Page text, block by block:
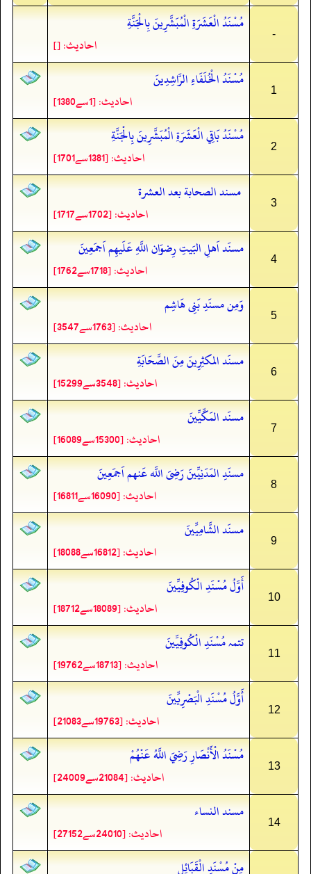
-
مُسْنَدُ الْعَشَرَةِ الْمُبَشَّرِينَ بِالْجَنَّةِ
احادیث: []
1
مُسْنَدُ الْخُلَفَاءِ الرَّاشِدِينَ
احادیث: [1سے1380]
2
مُسْنَدُ بَاقِي الْعَشَرَةِ الْمُبَشَّرِينَ بِالْجَنَّةِ
احادیث: [1381سے1701]
3
مسند الصحابة بعد العشرة
احادیث: [1702سے1717]
4
مسنَد اَهلِ البَیتِ رِضوَان اللَّهِ عَلَیهِم اَجمَعِینَ
احادیث: [1718سے1762]
5
وَمِن مسنَدِ بَنِی هَاشِم
احادیث: [1763سے3547]
6
مسنَد المكثِرِینَ مِنَ الصَّحَابَةِ
احادیث: [3548سے15299]
7
مسنَد المَكِّیِّینَ
احادیث: [15300سے16089]
8
مسنَدِ المَدَنِیِّینَ رَضِیَ اللَّه عَنهم اَجمَعِینَ
احادیث: [16090سے16811]
9
مسنَد الشَّامِیِّینَ
احادیث: [16812سے18088]
10
أَوَّلُ مُسْنَدِ الْكُوفِيِّينَ
احادیث: [18089سے18712]
11
تتمہ مُسْنَدِ الْكُوفِيِّينَ
احادیث: [18713سے19762]
12
أَوَّلُ مُسْنَدِ الْبَصْرِيِّينَ
احادیث: [19763سے21083]
13
مُسْنَدُ الْأَنْصَارِ رَضِيَ اللَّهُ عَنْهُمْ
احادیث: [21084سے24009]
14
مسند النساء
احادیث: [24010سے27152]
مِنْ مُسْنَدِ الْقَبَائِلِ